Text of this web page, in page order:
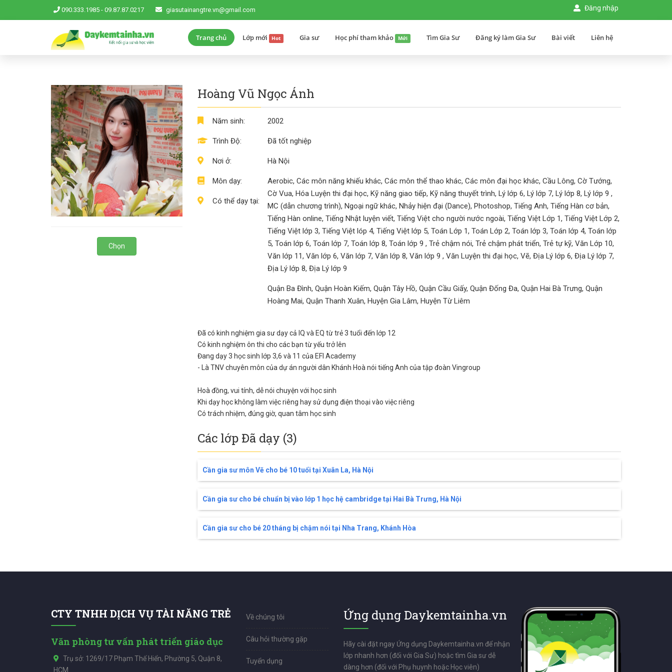
090.333.1985 - 09.87.87.0217 giasutainangtre.vn@gmail.com Đăng nhập
Trang chủ Lớp mới Hot Gia sư Học phí tham khảo Mới Tìm Gia Sư Đăng ký làm Gia Sư Bài viết Liên hệ
Chọn
Hoàng Vũ Ngọc Ánh
Năm sinh:
Trình Độ:
Nơi ở:
Môn dạy:
Có thể dạy tại:
2002
Đã tốt nghiệp
Hà Nội
Aerobic, Các môn năng khiếu khác, Các môn thể thao khác, Các môn đại học khác, Cầu Lông, Cờ Tướng,
Cờ Vua, Hóa Luyện thi đại học, Kỹ năng giao tiếp, Kỹ năng thuyết trình, Lý lớp 6, Lý lớp 7, Lý lớp 8, Lý lớp 9 ,
MC (dẫn chương trình), Ngoại ngữ khác, Nhảy hiện đại (Dance), Photoshop, Tiếng Anh, Tiếng Hàn cơ bản,
Tiếng Hàn online, Tiếng Nhật luyện viết, Tiếng Việt cho người nước ngoài, Tiếng Việt Lớp 1, Tiếng Việt Lớp 2,
Tiếng Việt lớp 3, Tiếng Việt lóp 4, Tiếng Việt lớp 5, Toán Lớp 1, Toán Lớp 2, Toán lớp 3, Toán lớp 4, Toán lớp
5, Toán lớp 6, Toán lớp 7, Toán lớp 8, Toán lớp 9 , Trẻ chậm nói, Trẻ chậm phát triển, Trẻ tự kỹ, Văn Lớp 10,
Văn lớp 11, Văn lớp 6, Văn lớp 7, Văn lớp 8, Văn lớp 9 , Văn Luyện thi đại học, Vẽ, Địa Lý lớp 6, Địa Lý lớp 7,
Địa Lý lớp 8, Địa Lý lớp 9
Quận Ba Đình, Quận Hoàn Kiếm, Quận Tây Hồ, Quận Cầu Giấy, Quận Đống Đa, Quận Hai Bà Trưng, Quận
Hoàng Mai, Quận Thanh Xuân, Huyện Gia Lâm, Huyện Từ Liêm
Đã có kinh nghiệm gia sư dạy cả IQ và EQ từ trẻ 3 tuổi đến lớp 12
Có kinh nghiệm ôn thi cho các bạn từ yếu trở lên
Đang dạy 3 học sinh lớp 3,6 và 11 của EFI Academy
- Là TNV chuyên môn của dự án người dân Khánh Hoà nói tiếng Anh của tập đoàn Vingroup
Hoà đồng, vui tính, dễ nói chuyện với học sinh
Khi dạy học không làm việc riêng hay sử dụng điện thoại vào việc riêng
Có trách nhiệm, đúng giờ, quan tâm học sinh
Các lớp Đã dạy (3)
Cần gia sư môn Vẽ cho bé 10 tuổi tại Xuân La, Hà Nội
Cần gia sư cho bé chuẩn bị vào lớp 1 học hệ cambridge tại Hai Bà Trưng, Hà Nội
Cần gia sư cho bé 20 tháng bị chậm nói tại Nha Trang, Khánh Hòa
CTY TNHH DỊCH VỤ TÀI NĂNG TRẺ
Văn phòng tư vấn phát triển giáo dục
Trụ sở: 1269/17 Phạm Thế Hiển, Phường 5, Quận 8,
HCM
Về chúng tôi
Câu hỏi thường gặp
Tuyển dụng
Ứng dụng Daykemtainha.vn
Hãy cài đặt ngay Ứng dụng Daykemtainha.vn để nhận
lớp nhanh hơn (đối với Gia Sư) hoặc tìm Gia sư dễ
dàng hơn (đối với Phụ huynh hoặc Học viên)